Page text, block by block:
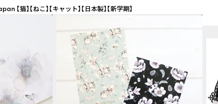
【ねこ】【キャット】【日本製】【新学期】